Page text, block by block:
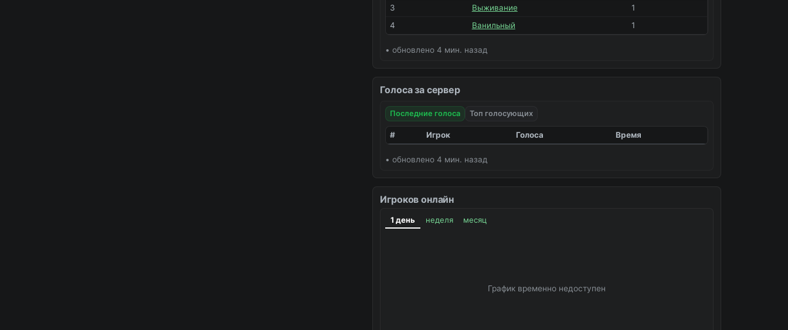
3
Выживание
1
4
Ванильный 1
• обновлено 4 мин. назад
Голоса за сервер
Последние голоса Топ голосующих
# Игрок Голоса Время
• обновлено 4 мин. назад
Игроков онлайн
1 день неделя месяц
График временно недоступен